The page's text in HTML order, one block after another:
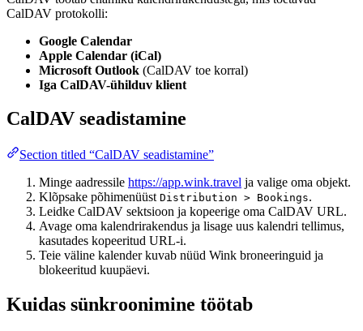
CalDAV protokolli:
Google Calendar
Apple Calendar (iCal)
Microsoft Outlook (CalDAV toe korral)
Iga CalDAV-ühilduv klient
CalDAV seadistamine
Section titled “CalDAV seadistamine”
Minge aadressile https://app.wink.travel ja valige oma objekt.
Klõpsake põhimenüüst Distribution > Bookings.
Leidke CalDAV sektsioon ja kopeerige oma CalDAV URL.
Avage oma kalendrirakendus ja lisage uus kalendri tellimus,
kasutades kopeeritud URL-i.
Teie väline kalender kuvab nüüd Wink broneeringuid ja
blokeeritud kuupäevi.
Kuidas sünkroonimine töötab